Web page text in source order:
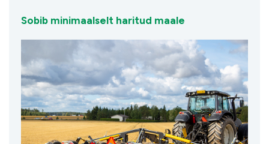
Sobib minimaalselt haritud maale